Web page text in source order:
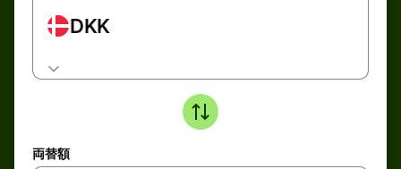
DKK
両替額